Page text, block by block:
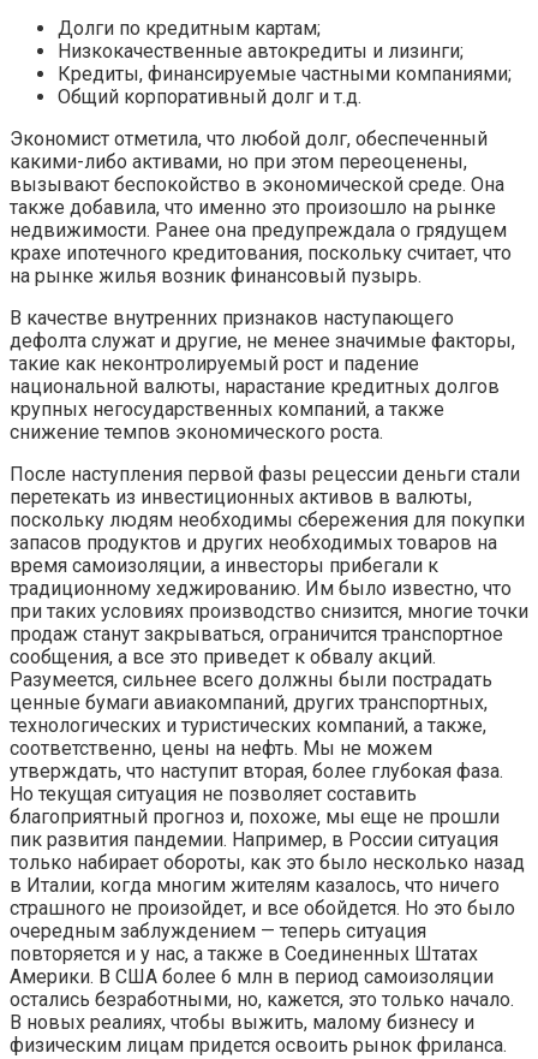
Долги по кредитным картам;
Низкокачественные автокредиты и лизинги;
Кредиты, финансируемые частными компаниями;
Общий корпоративный долг и т.д.
Экономист отметила, что любой долг, обеспеченный
какими-либо активами, но при этом переоценены,
вызывают беспокойство в экономической среде. Она
также добавила, что именно это произошло на рынке
недвижимости. Ранее она предупреждала о грядущем
крахе ипотечного кредитования, поскольку считает, что
на рынке жилья возник финансовый пузырь.
В качестве внутренних признаков наступающего
дефолта служат и другие, не менее значимые факторы,
такие как неконтролируемый рост и падение
национальной валюты, нарастание кредитных долгов
крупных негосударственных компаний, а также
снижение темпов экономического роста.
После наступления первой фазы рецессии деньги стали
перетекать из инвестиционных активов в валюты,
поскольку людям необходимы сбережения для покупки
запасов продуктов и других необходимых товаров на
время самоизоляции, а инвесторы прибегали к
традиционному хеджированию. Им было известно, что
при таких условиях производство снизится, многие точки
продаж станут закрываться, ограничится транспортное
сообщения, а все это приведет к обвалу акций.
Разумеется, сильнее всего должны были пострадать
ценные бумаги авиакомпаний, других транспортных,
технологических и туристических компаний, а также,
соответственно, цены на нефть. Мы не можем
утверждать, что наступит вторая, более глубокая фаза.
Но текущая ситуация не позволяет составить
благоприятный прогноз и, похоже, мы еще не прошли
пик развития пандемии. Например, в России ситуация
только набирает обороты, как это было несколько назад
в Италии, когда многим жителям казалось, что ничего
страшного не произойдет, и все обойдется. Но это было
очередным заблуждением — теперь ситуация
повторяется и у нас, а также в Соединенных Штатах
Америки. В США более 6 млн в период самоизоляции
остались безработными, но, кажется, это только начало.
В новых реалиях, чтобы выжить, малому бизнесу и
физическим лицам придется освоить рынок фриланса.